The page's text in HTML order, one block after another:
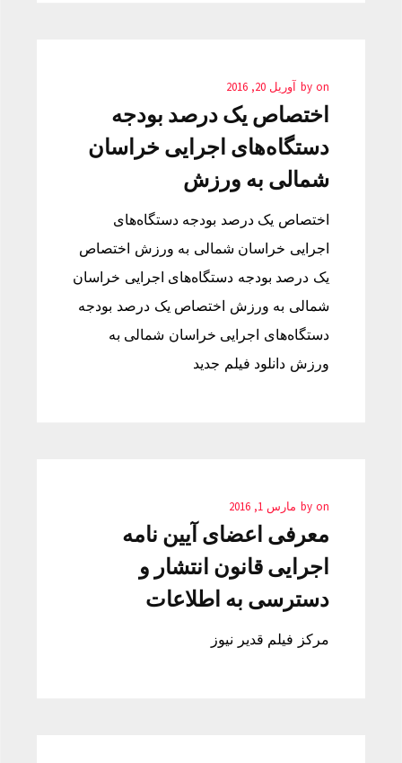
by on آوریل 20, 2016
اختصاص یک درصد بودجه
دستگاه‌های اجرایی خراسان
شمالی به ورزش
اختصاص یک درصد بودجه دستگاه‌های
اجرایی خراسان شمالی به ورزش اختصاص
یک درصد بودجه دستگاه‌های اجرایی خراسان
شمالی به ورزش اختصاص یک درصد بودجه
دستگاه‌های اجرایی خراسان شمالی به
ورزش دانلود فیلم جدید
by on مارس 1, 2016
معرفی اعضای آیین نامه
اجرایی قانون انتشار و
دسترسی به اطلاعات
مرکز فیلم قدیر نیوز